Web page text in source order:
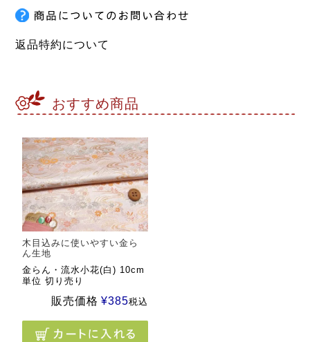
返品特約について
おすすめ商品
木目込みに使いやすい金ら
ん生地
金らん・流水小花(白) 10cm
単位 切り売り
販売価格 ¥385税込